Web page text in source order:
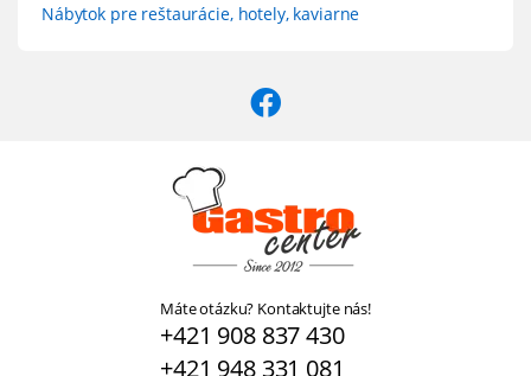
Nábytok pre reštaurácie, hotely, kaviarne
Máte otázku? Kontaktujte nás!
+421 908 837 430
+421 948 331 081